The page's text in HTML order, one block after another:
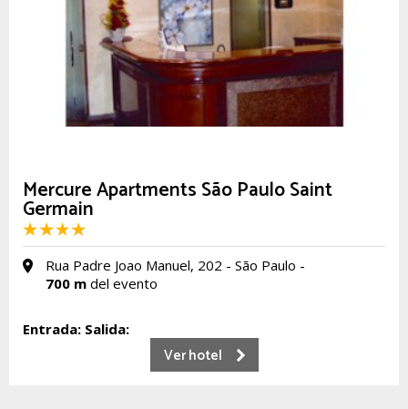
Mercure Apartments São Paulo Saint
Germain
Rua Padre Joao Manuel, 202 - São Paulo -
700 m del evento
Entrada: Salida:
Ver hotel